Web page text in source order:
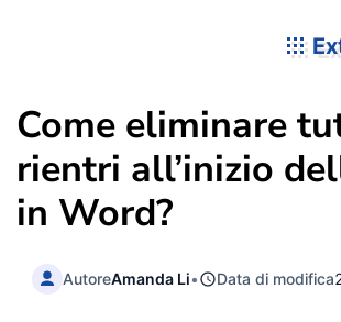
Come eliminare
rientri all’inizio
in Word?
AutoreAmanda Li• Data di modifica